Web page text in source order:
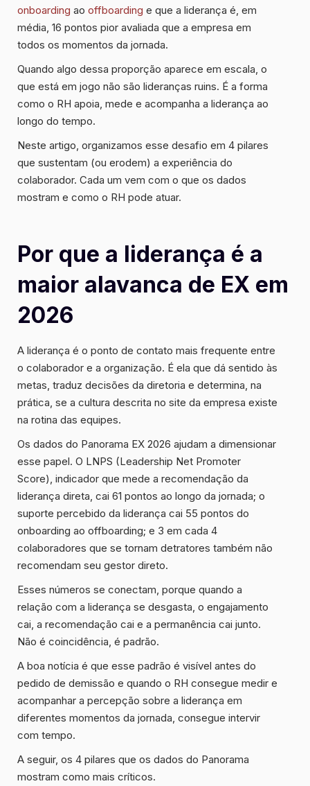
onboarding ao offboarding e que a liderança é, em
média, 16 pontos pior avaliada que a empresa em
todos os momentos da jornada.
Quando algo dessa proporção aparece em escala, o
que está em jogo não são lideranças ruins. É a forma
como o RH apoia, mede e acompanha a liderança ao
longo do tempo.
Neste artigo, organizamos esse desafio em 4 pilares
que sustentam (ou erodem) a experiência do
colaborador. Cada um vem com o que os dados
mostram e como o RH pode atuar.
Por que a liderança é a
maior alavanca de EX em
2026
A liderança é o ponto de contato mais frequente entre
o colaborador e a organização. É ela que dá sentido às
metas, traduz decisões da diretoria e determina, na
prática, se a cultura descrita no site da empresa existe
na rotina das equipes.
Os dados do Panorama EX 2026 ajudam a dimensionar
esse papel. O LNPS (Leadership Net Promoter
Score), indicador que mede a recomendação da
liderança direta, cai 61 pontos ao longo da jornada; o
suporte percebido da liderança cai 55 pontos do
onboarding ao offboarding; e 3 em cada 4
colaboradores que se tornam detratores também não
recomendam seu gestor direto.
Esses números se conectam, porque quando a
relação com a liderança se desgasta, o engajamento
cai, a recomendação cai e a permanência cai junto.
Não é coincidência, é padrão.
A boa notícia é que esse padrão é visível antes do
pedido de demissão e quando o RH consegue medir e
acompanhar a percepção sobre a liderança em
diferentes momentos da jornada, consegue intervir
com tempo.
A seguir, os 4 pilares que os dados do Panorama
mostram como mais críticos.